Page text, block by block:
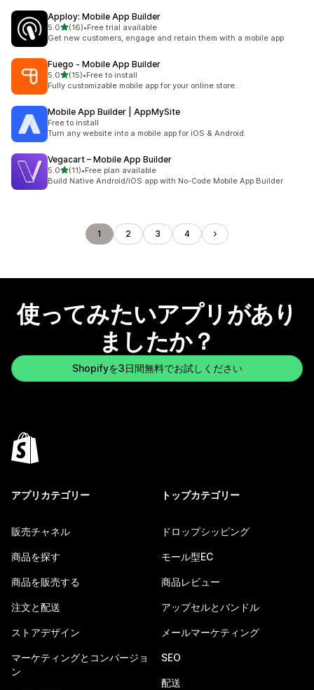
Apploy: Mobile App Builder
5.05つ星中
(16)
合計レビュー数：16件
•Free trial available
Get new customers, engage and retain them with a mobile app
Fuego ‑ Mobile App Builder
5.05つ星中
(15)
合計レビュー数：15件
•Free to install
Fully customizable mobile app for your online store.
Mobile App Builder | AppMySite
Free to install
Turn any website into a mobile app for iOS & Android.
Vegacart – Mobile App Builder
5.05つ星中
(11)
合計レビュー数：11件
•Free plan available
Build Native Android/iOS app with No-Code Mobile App Builder
1 2 3 4
使ってみたいアプリがあり
ましたか？
Shopifyを3日間無料でお試しください
アプリカテゴリー
販売チャネル
商品を探す
商品を販売する
注文と配送
ストアデザイン
マーケティングとコンバージョ
ン
トップカテゴリー
ドロップシッピング
モール型EC
商品レビュー
アップセルとバンドル
メールマーケティング
SEO
配送